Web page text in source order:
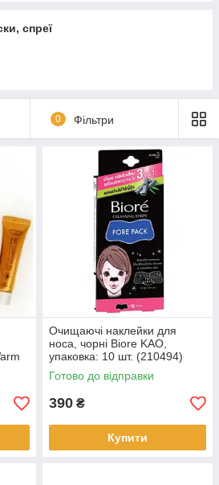
спреї
0 Фільтри
Очищаючі наклейки для
носа, чорні Biore KAO,
упаковка: 10 шт. (210494)
Готово до відправки
390 ₴
Купити